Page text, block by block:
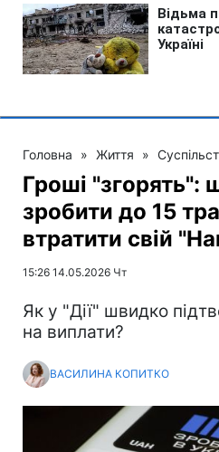
Головна » Життя »
Гроші "згорять":
зробити до 15
втратити свій
15:26 14.05.2026 Чт
Як у "Дії" швидко
на виплати?
ВАСИЛИНА КОПИТКО